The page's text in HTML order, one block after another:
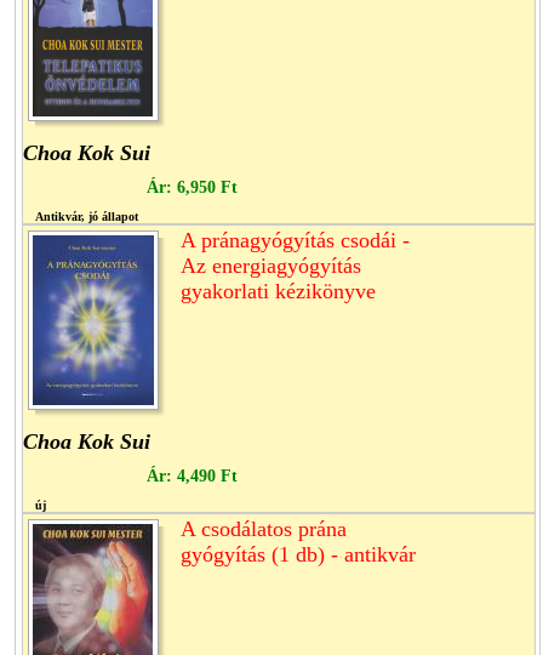
Choa Kok Sui
Ár: 6,950 Ft
Antikvár, jó állapot
A pránagyógyítás csodái -
Az energiagyógyítás
gyakorlati kézikönyve
Choa Kok Sui
Ár: 4,490 Ft
új
A csodálatos prána
gyógyítás (1 db) - antikvár